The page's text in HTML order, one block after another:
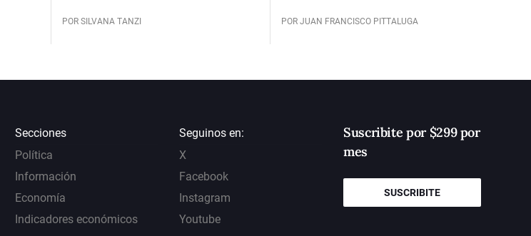
POR SILVANA TANZI POR JUAN FRANCISCO PITTALUGA
Secciones
Política
Información
Economía
Indicadores económicos
Seguinos en:
X
Facebook
Instagram
Youtube
Suscribite por $299 por
mes
SUSCRIBITE